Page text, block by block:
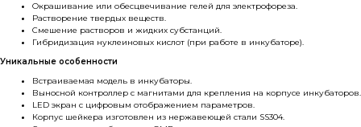
Окрашивание или обесцвечивание гелей для электрофореза.
Растворение твердых веществ.
Смешение растворов и жидких субстанций.
Гибридизация нуклеиновых кислот (при работе в инкубаторе).
Уникальные особенности
Встраиваемая модель в инкубаторы.
Выносной контроллер с магнитами для крепления на корпусе инкубаторов.
LED экран с цифровым отображением параметров.
Корпус шейкера изготовлен из нержавеющей стали SS304.